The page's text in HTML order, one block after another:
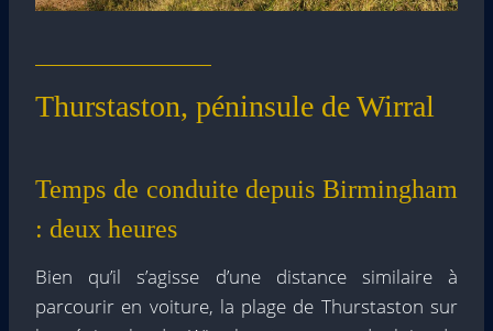
Thurstaston, péninsule de Wirral
Temps de conduite depuis Birmingham
: deux heures
Bien qu’il s’agisse d’une distance similaire à
parcourir en voiture, la plage de Thurstaston sur